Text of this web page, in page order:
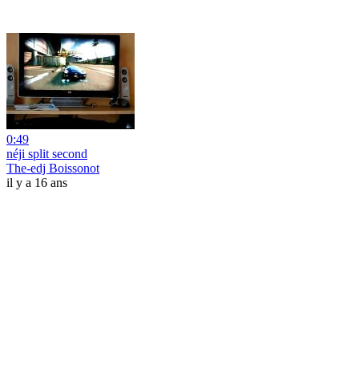
0:49
néji split second
The-edj Boissonot
il y a 16 ans